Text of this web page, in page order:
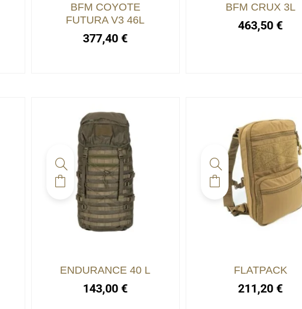
BFM COYOTE
FUTURA V3 46L
377,40€
BFM CRUX 3L
463,50€
ENDURANCE 40 L
143,00€
FLATPACK
211,20€